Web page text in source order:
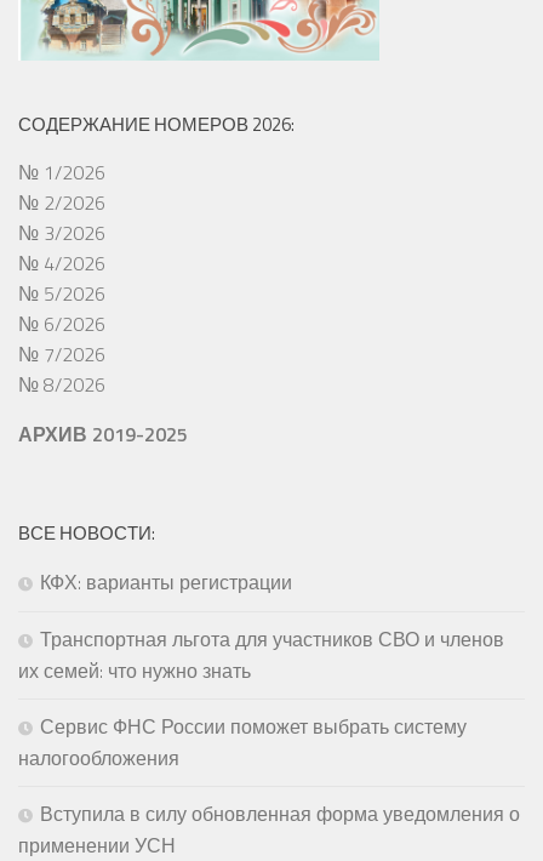
СОДЕРЖАНИЕ НОМЕРОВ 2026:
№ 1/2026
№ 2/2026
№ 3/2026
№ 4/2026
№ 5/2026
№ 6/2026
№ 7/2026
№ 8/2026
АРХИВ 2019-2025
ВСЕ НОВОСТИ:
КФХ: варианты регистрации
Транспортная льгота для участников СВО и членов
их семей: что нужно знать
Сервис ФНС России поможет выбрать систему
налогообложения
Вступила в силу обновленная форма уведомления о
применении УСН